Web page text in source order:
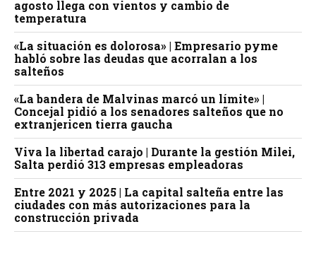
agosto llega con vientos y cambio de
temperatura
«La situación es dolorosa» | Empresario pyme
habló sobre las deudas que acorralan a los
salteños
«La bandera de Malvinas marcó un límite» |
Concejal pidió a los senadores salteños que no
extranjericen tierra gaucha
Viva la libertad carajo | Durante la gestión Milei,
Salta perdió 313 empresas empleadoras
Entre 2021 y 2025 | La capital salteña entre las
ciudades con más autorizaciones para la
construcción privada